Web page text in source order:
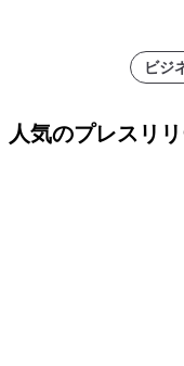
ビジ
人気のプレスリ